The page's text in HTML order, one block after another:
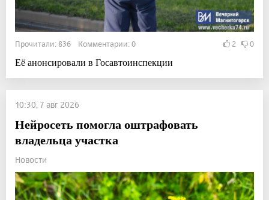
Прочитали: 836 Комментарии: 0 2 0
Её анонсировали в Госавтоинспекции
10:30, 7 авг 2026
Нейросеть помогла оштрафовать
владельца участка
Новости